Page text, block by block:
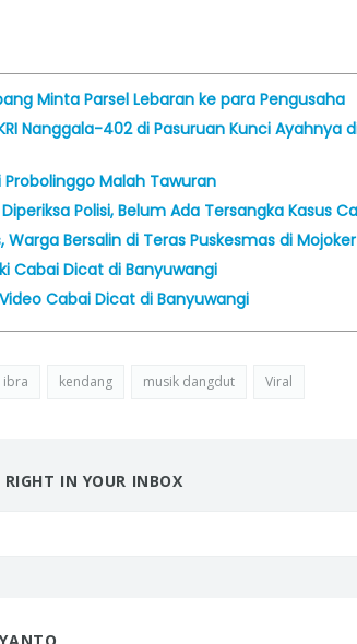
Minta Parsel Lebaran ke para Pengusaha
Nanggala-402 di Pasuruan Kunci Ayahnya
Malah Tawuran
Polisi, Belum Ada Tersangka Kasus
Warga Bersalin di Teras Puskesmas di
Cabai Dicat di Banyuwangi
Cabai Dicat di Banyuwangi
ibra kendang musik dangdut Viral
IN YOUR INBOX